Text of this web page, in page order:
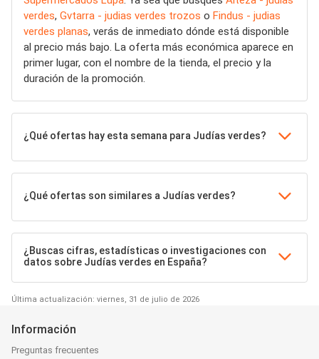
verdes, Gvtarra - judias verdes trozos o Findus - judias
verdes planas, verás de inmediato dónde está disponible
al precio más bajo. La oferta más económica aparece en
primer lugar, con el nombre de la tienda, el precio y la
duración de la promoción.
¿Qué ofertas hay esta semana para Judías verdes?
¿Qué ofertas son similares a Judías verdes?
¿Buscas cifras, estadísticas o investigaciones con
datos sobre Judías verdes en España?
Última actualización: viernes, 31 de julio de 2026
Información
Preguntas frecuentes